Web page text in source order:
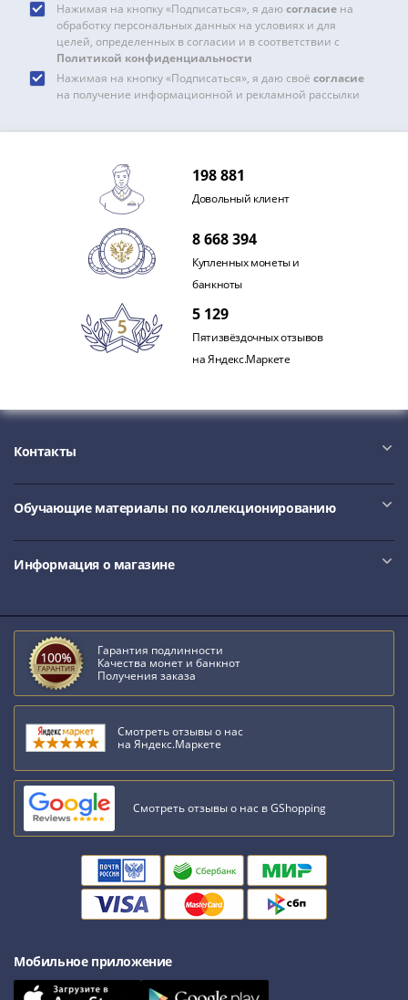
Нажимая на кнопку «Подписаться», я даю согласиена
обработку персональных данных на условиях и для
целей, определенных в согласии и в соответствии с
Политикой конфиденциальности
Нажимая на кнопку «Подписаться», я даю своё согласие
на получение информационной и рекламной рассылки
198 881
Довольный клиент
8 668 394
Купленных монеты и
банкноты
5 129
Пятизвёздочных отзывов
на Яндекс.Маркете
Контакты
Обучающие материалы по коллекционированию
Информация о магазине
Гарантия подлинности
Качества монет и банкнот
Получения заказа
Смотреть отзывы о нас
на Яндекс.Маркете
Смотреть отзывы о нас в GShopping
Мобильное приложение